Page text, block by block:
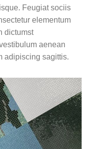
Feugiat sociis
elementum
dictumst
aenean
adipiscing sagittis.